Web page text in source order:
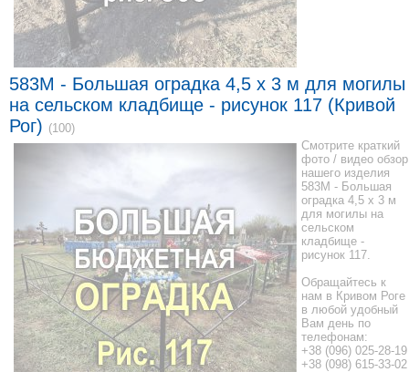
583M - Большая оградка 4,5 x 3 м для могилы
на сельском кладбище - рисунок 117 (Кривой
Рог) (100)
Смотрите краткий
фото / видео обзор
нашего изделия
583M - Большая
оградка 4,5 x 3 м
для могилы на
сельском
кладбище -
рисунок 117.
Обращайтесь к
нам в Кривом Роге
в любой удобный
Вам день по
телефонам:
+38 (096) 025-28-19
+38 (098) 615-33-02